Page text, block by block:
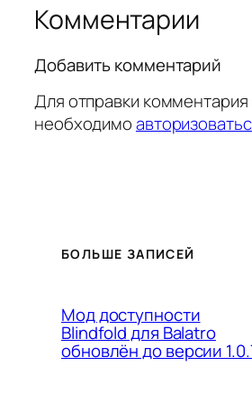
Комментарии
Добавить комментарий
Для отправки
необходимо
БОЛЬШЕ ЗАПИСЕЙ
Мод доступности
Blindfold для Balatro
обновлён до версии